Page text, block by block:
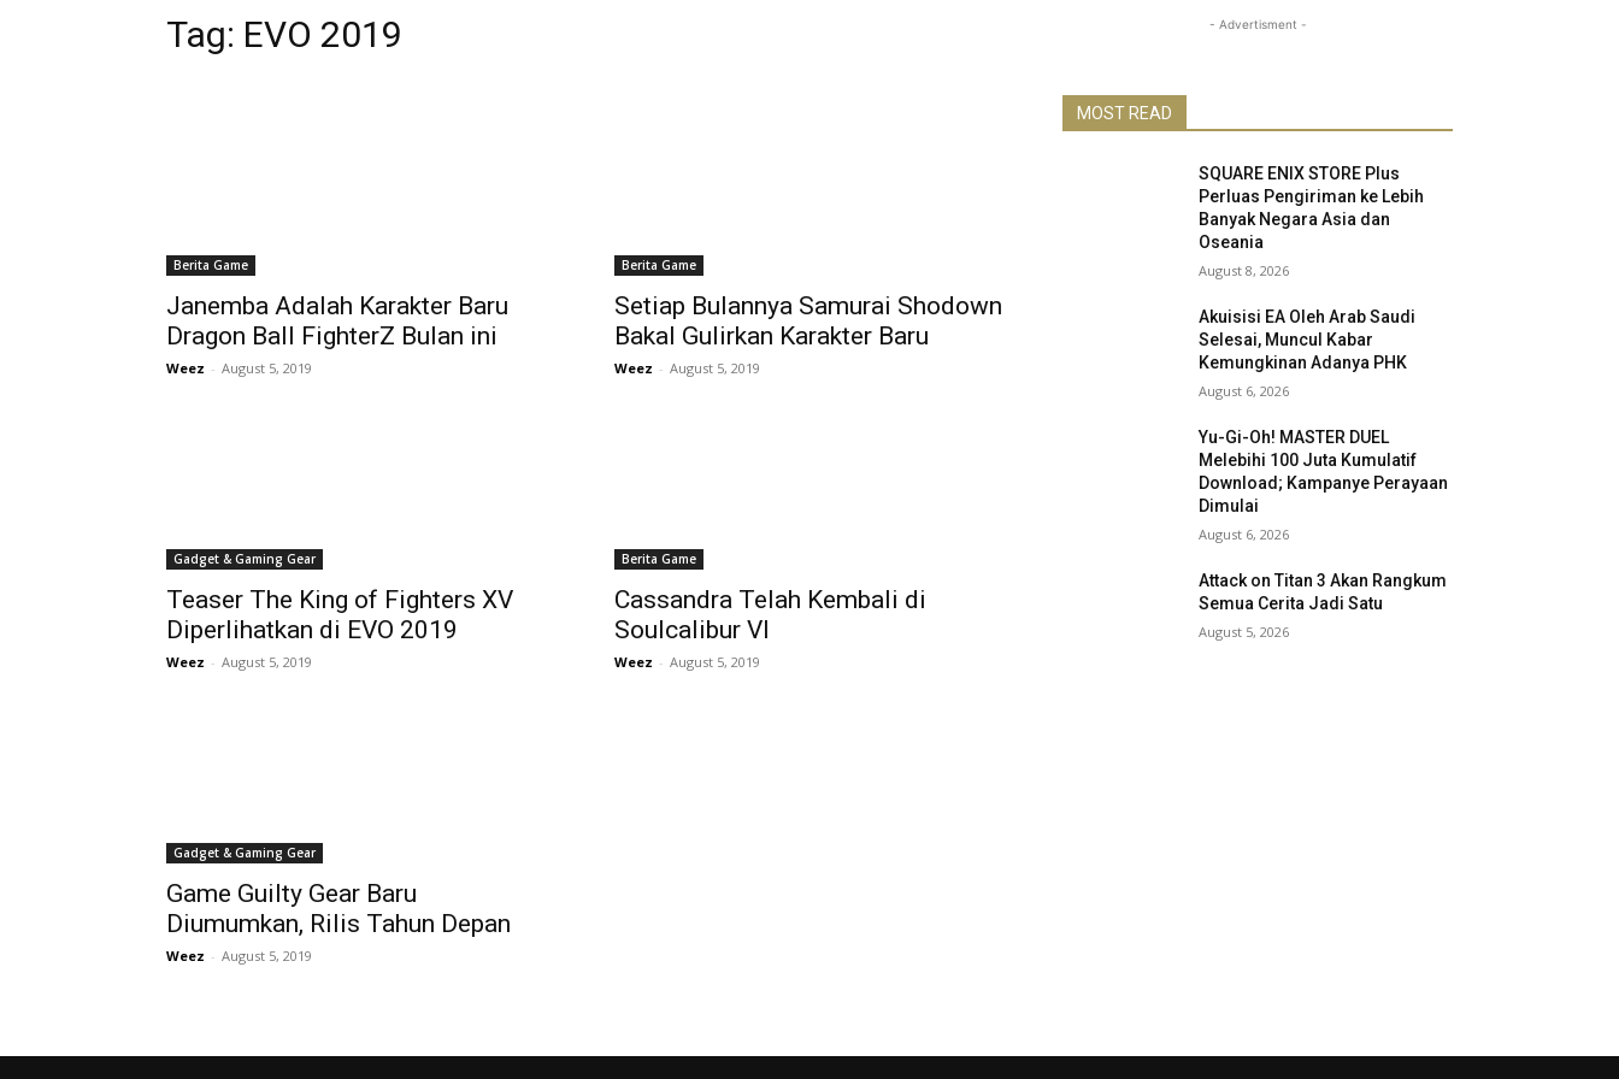
Tag: EVO 2019
Berita Game
Janemba Adalah Karakter Baru
Dragon Ball FighterZ Bulan ini
Weez - August 5, 2019
Berita Game
Setiap Bulannya Samurai Shodown
Bakal Gulirkan Karakter Baru
Weez - August 5, 2019
Gadget & Gaming Gear
Teaser The King of Fighters XV
Diperlihatkan di EVO 2019
Weez - August 5, 2019
Berita Game
Cassandra Telah Kembali di
Soulcalibur VI
Weez - August 5, 2019
Gadget & Gaming Gear
Game Guilty Gear Baru
Diumumkan, Rilis Tahun Depan
Weez - August 5, 2019
- Advertisment -
MOST READ
SQUARE ENIX STORE Plus
Perluas Pengiriman ke Lebih
Banyak Negara Asia dan
Oseania
August 8, 2026
Akuisisi EA Oleh Arab Saudi
Selesai, Muncul Kabar
Kemungkinan Adanya PHK
August 6, 2026
Yu-Gi-Oh! MASTER DUEL
Melebihi 100 Juta Kumulatif
Download; Kampanye Perayaan
Dimulai
August 6, 2026
Attack on Titan 3 Akan Rangkum
Semua Cerita Jadi Satu
August 5, 2026